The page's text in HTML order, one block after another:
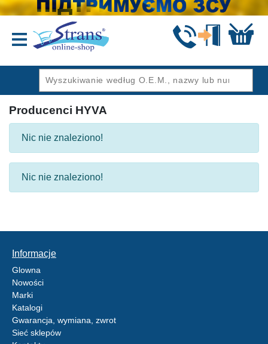
Producenci HYVA
Nic nie znaleziono!
Nic nie znaleziono!
Informacje
Glowna
Nowości
Marki
Katalogi
Gwarancja, wymiana, zwrot
Sieć sklepów